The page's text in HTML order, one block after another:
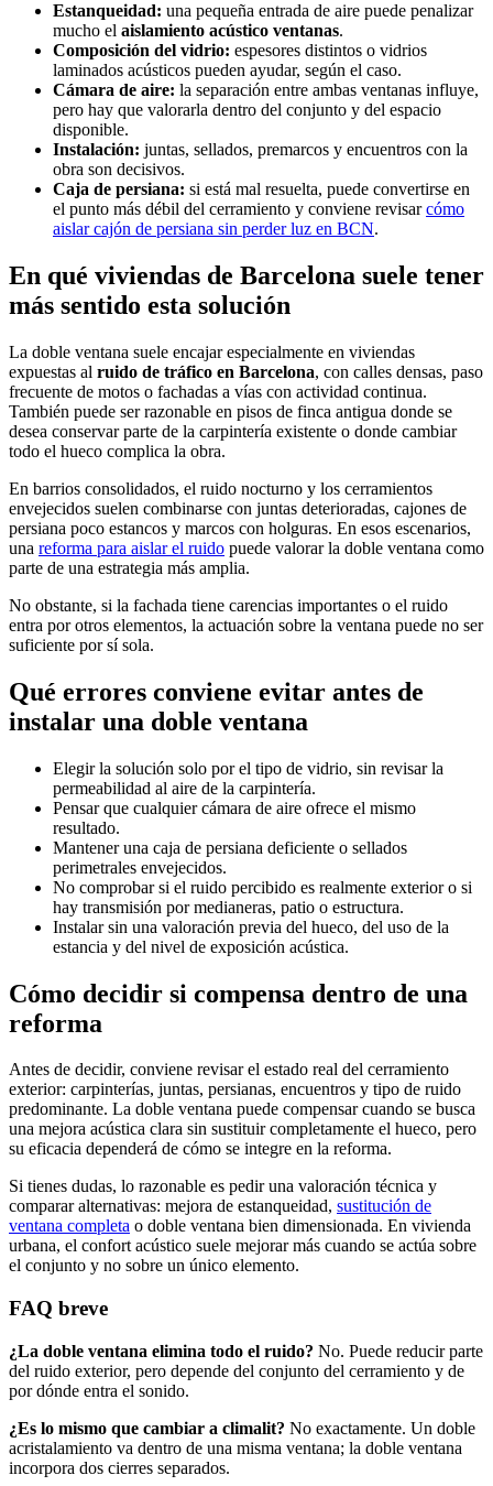
Estanqueidad: una pequeña entrada de aire puede penalizar
mucho el aislamiento acústico ventanas.
Composición del vidrio: espesores distintos o vidrios
laminados acústicos pueden ayudar, según el caso.
Cámara de aire: la separación entre ambas ventanas influye,
pero hay que valorarla dentro del conjunto y del espacio
disponible.
Instalación: juntas, sellados, premarcos y encuentros con la
obra son decisivos.
Caja de persiana: si está mal resuelta, puede convertirse en
el punto más débil del cerramiento y conviene revisarcómo
aislar cajón de persiana sin perder luz en BCN.
En qué viviendas de Barcelona suele tener
más sentido esta solución
La doble ventana suele encajar especialmente en viviendas
expuestas al ruido de tráfico en Barcelona, con calles densas, paso
frecuente de motos o fachadas a vías con actividad continua.
También puede ser razonable en pisos de finca antigua donde se
desea conservar parte de la carpintería existente o donde cambiar
todo el hueco complica la obra.
En barrios consolidados, el ruido nocturno y los cerramientos
envejecidos suelen combinarse con juntas deterioradas, cajones de
persiana poco estancos y marcos con holguras. En esos escenarios,
una reforma para aislar el ruido puede valorar la doble ventana como
parte de una estrategia más amplia.
No obstante, si la fachada tiene carencias importantes o el ruido
entra por otros elementos, la actuación sobre la ventana puede no ser
suficiente por sí sola.
Qué errores conviene evitar antes de
instalar una doble ventana
Elegir la solución solo por el tipo de vidrio, sin revisar la
permeabilidad al aire de la carpintería.
Pensar que cualquier cámara de aire ofrece el mismo
resultado.
Mantener una caja de persiana deficiente o sellados
perimetrales envejecidos.
No comprobar si el ruido percibido es realmente exterior o si
hay transmisión por medianeras, patio o estructura.
Instalar sin una valoración previa del hueco, del uso de la
estancia y del nivel de exposición acústica.
Cómo decidir si compensa dentro de una
reforma
Antes de decidir, conviene revisar el estado real del cerramiento
exterior: carpinterías, juntas, persianas, encuentros y tipo de ruido
predominante. La doble ventana puede compensar cuando se busca
una mejora acústica clara sin sustituir completamente el hueco, pero
su eficacia dependerá de cómo se integre en la reforma.
Si tienes dudas, lo razonable es pedir una valoración técnica y
comparar alternativas: mejora de estanqueidad, sustitución de
ventana completa o doble ventana bien dimensionada. En vivienda
urbana, el confort acústico suele mejorar más cuando se actúa sobre
el conjunto y no sobre un único elemento.
FAQ breve
¿La doble ventana elimina todo el ruido? No. Puede reducir parte
del ruido exterior, pero depende del conjunto del cerramiento y de
por dónde entra el sonido.
¿Es lo mismo que cambiar a climalit? No exactamente. Un doble
acristalamiento va dentro de una misma ventana; la doble ventana
incorpora dos cierres separados.